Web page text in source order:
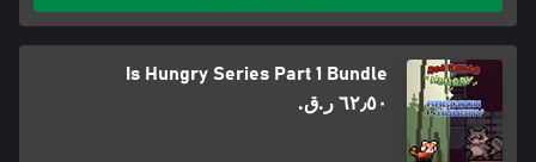
Is Hungry Series Part 1 Bundle
٦٢٫٥٠ ر.ق.‏